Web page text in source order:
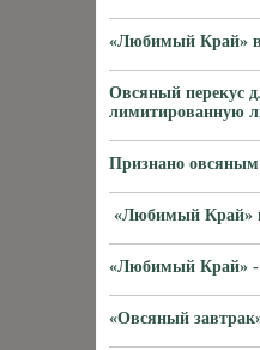
«Любимый Край» в
Овсяный перекус
лимитированную
Признано овсяным
«Любимый Край»
«Любимый Край» -
«Овсяный